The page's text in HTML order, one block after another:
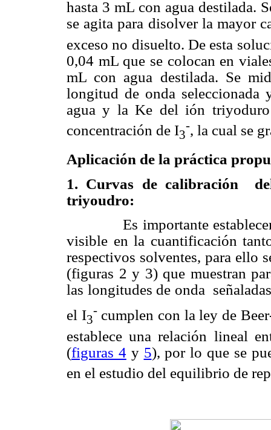
hasta 3 mL con agua destilada.
se agita para disolver la mayor
exceso no disuelto. De esta
0,04 mL que se colocan en
mL con agua destilada. Se
longitud de onda
agua y la Ke del ión
concentración de I3
-, la cual se
Aplicación de la práctica
1. Curvas de calibración
triyoudro:
Es importante
visible en la cuantificación
respectivos solventes, para ello
(figuras 2 y 3) que muestran
las longitudes de onda
el I3
-cumplen con la ley de
establece una relación lineal
(figuras 4y 5), por lo que se
en el estudio del equilibrio de